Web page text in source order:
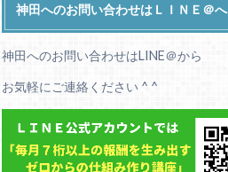
神田へのお問い合わせはＬＩＮＥ＠へ
神田へのお問い合わせはLINE＠から
お気軽にご連絡ください ^ ^